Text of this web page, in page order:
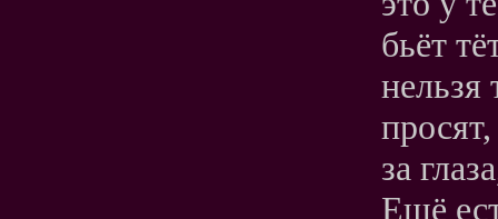
бьёт
нельзя
за
Ещё